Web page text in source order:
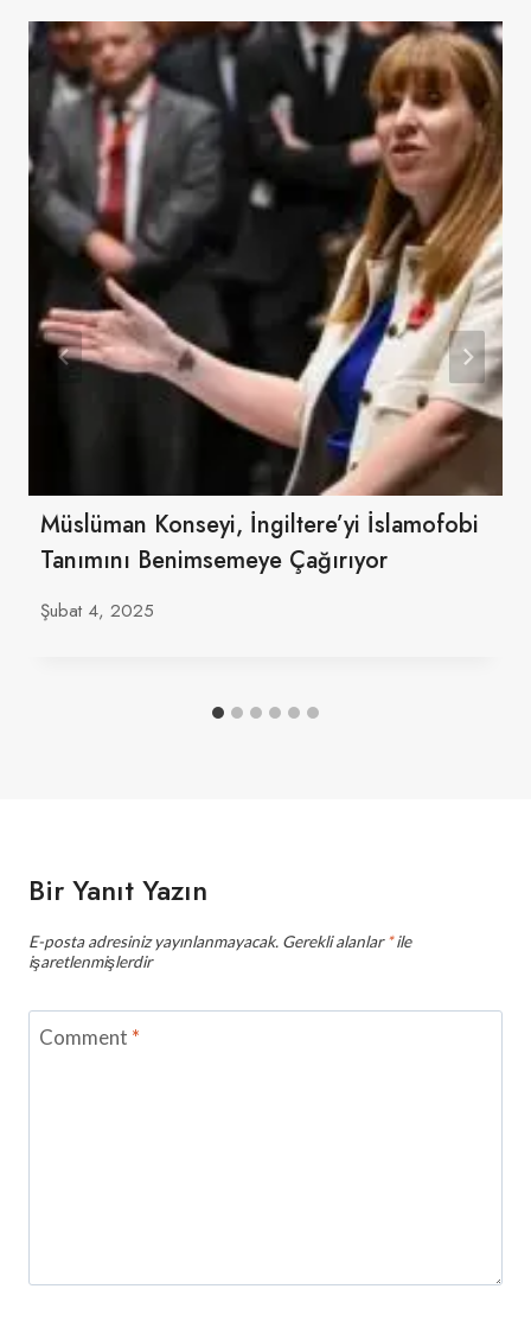
Müslüman Konseyi, İngiltere’yi İslamofobi
Tanımını Benimsemeye Çağırıyor
Şubat 4, 2025
Bir Yanıt Yazın
E-posta adresiniz yayınlanmayacak. Gerekli alanlar*ile
işaretlenmişlerdir
Comment *